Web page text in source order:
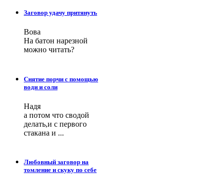
Заговор удачу притянуть
Вова
На батон нарезной
можно читать?
Снятие порчи с помощью
води и соли
Надя
а потом что сводой
делать,и с первого
стакана и ...
Любовный заговор на
томление и скуку по себе